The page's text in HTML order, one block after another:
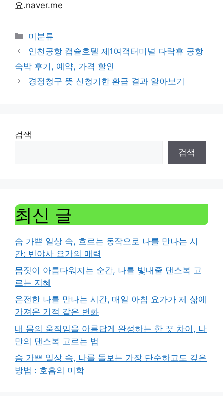
요.naver.me
Categories
미분류
인천공항 캡슐호텔 제1여객터미널 다락휴 공항
숙박 후기, 예약, 가격 할인
경정청구 뜻 신청기한 환급 결과 알아보기
검색
검색
최신 글
숨 가쁜 일상 속, 흐르는 동작으로 나를 만나는 시
간: 빈야사 요가의 매력
몸짓이 아름다워지는 순간, 나를 빛내줄 댄스복 고
르는 지혜
온전한 나를 만나는 시간, 매일 아침 요가가 제 삶에
가져온 기적 같은 변화
내 몸의 움직임을 아름답게 완성하는 한 끗 차이, 나
만의 댄스복 고르는 법
숨 가쁜 일상 속, 나를 돌보는 가장 단순하고도 깊은
방법 : 호흡의 미학